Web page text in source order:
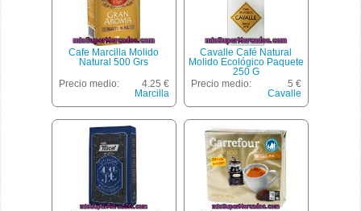
Cafe Marcilla Molido
Natural 500 Grs
Precio medio:
4.25 €
Marcilla
Cavalle Café Natural
Molido Ecológico Paquete
250 G
Precio medio:
5 €
Cavalle